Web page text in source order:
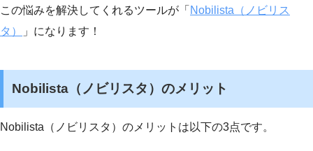
この悩みを解決してくれるツールが「 Nobilista（ノビリス
タ）
」になります！
Nobilista（ノビリスタ）のメリット
Nobilista（ノビリスタ）のメリットは以下の3点です。